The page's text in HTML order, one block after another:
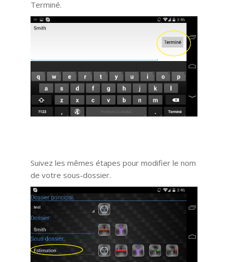
Terminé.
Suivez les mêmes étapes pour modifier le nom
de votre sous-dossier.